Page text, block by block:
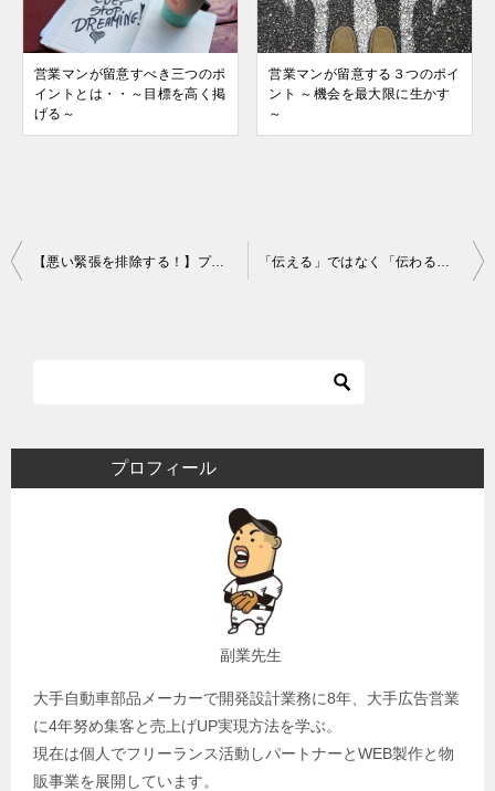
営業マンが留意すべき三つのポ
イントとは・・～目標を高く掲
げる～
営業マンが留意する３つのポイ
ント ～機会を最大限に生かす
～
投
【悪い緊張を排除する！】プレゼンテーションで緊張しない方法とは？
プロフィール
副業先生
大手自動車部品メーカーで開発設計業務に8年、大手広告営業
に4年努め集客と売上げUP実現方法を学ぶ。
現在は個人でフリーランス活動しパートナーとWEB製作と物
販事業を展開しています。